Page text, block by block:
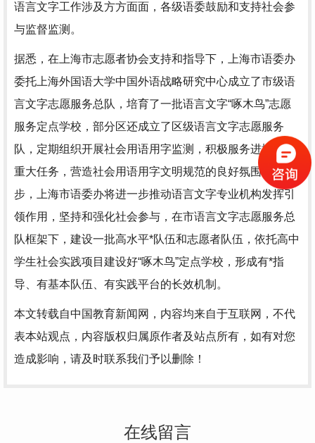
语言文字工作涉及方方面面，各级语委鼓励和支持社会参
与监督监测。
据悉，在上海市志愿者协会支持和指导下，上海市语委办
委托上海外国语大学中国外语战略研究中心成立了市级语
言文字志愿服务总队，培育了一批语言文字“啄木鸟”志愿
服务定点学校，部分区还成立了区级语言文字志愿服务
队，定期组织开展社会用语用字监测，积极服务进博会等
重大任务，营造社会用语用字文明规范的良好氛围。下一
步，上海市语委办将进一步推动语言文字专业机构发挥引
领作用，坚持和强化社会参与，在市语言文字志愿服务总
队框架下，建设一批高水平*队伍和志愿者队伍，依托高中
学生社会实践项目建设好“啄木鸟”定点学校，形成有*指
导、有基本队伍、有实践平台的长效机制。
本文转载自中国教育新闻网，内容均来自于互联网，不代
表本站观点，内容版权归属原作者及站点所有，如有对您
造成影响，请及时联系我们予以删除！
在线留言